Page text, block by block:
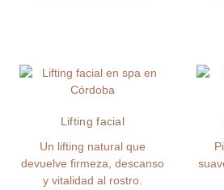
Lifting facial
Un lifting natural que
devuelve firmeza, descanso
y vitalidad al rostro.